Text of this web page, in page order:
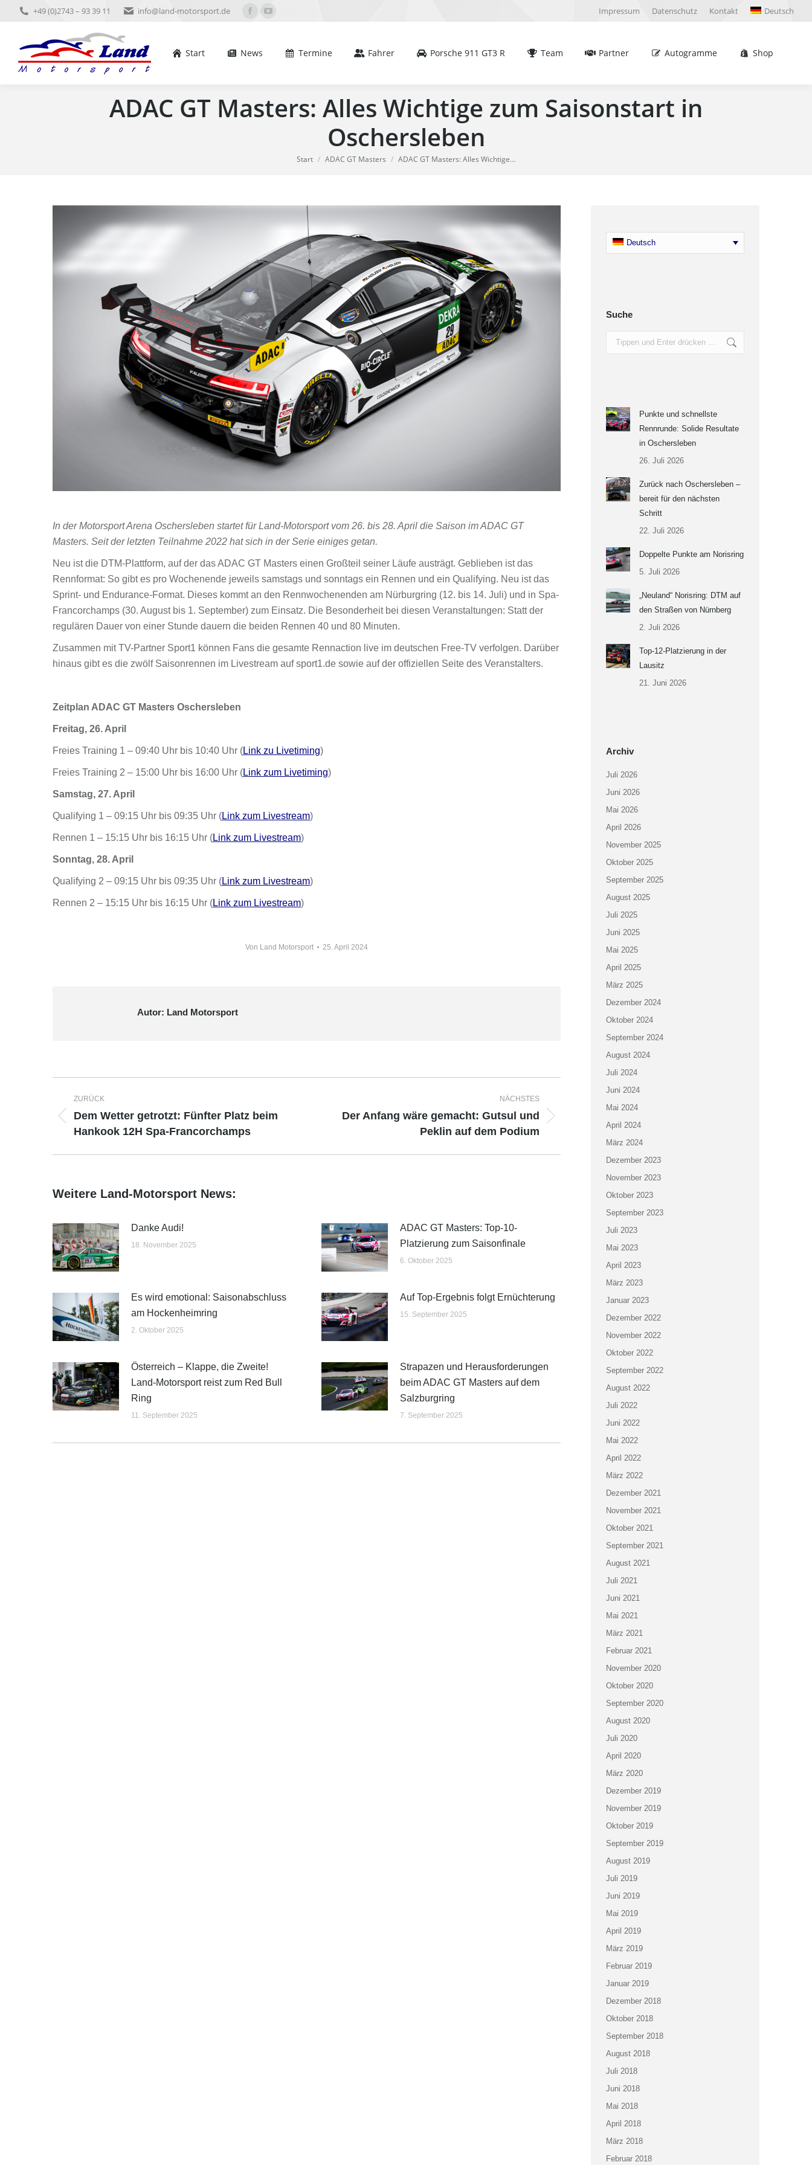
+49 (0)2743 – 93 39 11 info@land-motorsport.de
Facebook
opensopens
Impressum Datenschutz Kontakt Deutsch
Start News Termine Fahrer Porsche 911 GT3 R Team Partner Autogramme Shop
ADAC GT Masters: Alles Wichtige zum Saisonstart in
Oschersleben
Sie befinden sich hier:
Start ADAC GT Masters ADAC GT Masters: Alles Wichtige…
In der Motorsport Arena Oschersleben startet für Land-Motorsport vom 26. bis 28. April die Saison im ADAC GT
Masters. Seit der letzten Teilnahme 2022 hat sich in der Serie einiges getan.
Neu ist die DTM-Plattform, auf der das ADAC GT Masters einen Großteil seiner Läufe austrägt. Geblieben ist das
Rennformat: So gibt es pro Wochenende jeweils samstags und sonntags ein Rennen und ein Qualifying. Neu ist das
Sprint- und Endurance-Format. Dieses kommt an den Rennwochenenden am Nürburgring (12. bis 14. Juli) und in Spa-
Francorchamps (30. August bis 1. September) zum Einsatz. Die Besonderheit bei diesen Veranstaltungen: Statt der
regulären Dauer von einer Stunde dauern die beiden Rennen 40 und 80 Minuten.
Zusammen mit TV-Partner Sport1 können Fans die gesamte Rennaction live im deutschen Free-TV verfolgen. Darüber
hinaus gibt es die zwölf Saisonrennen im Livestream auf sport1.de sowie auf der offiziellen Seite des Veranstalters.
Zeitplan ADAC GT Masters Oschersleben
Freitag, 26. April
Freies Training 1 – 09:40 Uhr bis 10:40 Uhr (Link zu Livetiming)
Freies Training 2 – 15:00 Uhr bis 16:00 Uhr (Link zum Livetiming)
Samstag, 27. April
Qualifying 1 – 09:15 Uhr bis 09:35 Uhr (Link zum Livestream)
Rennen 1 – 15:15 Uhr bis 16:15 Uhr (Link zum Livestream)
Sonntag, 28. April
Qualifying 2 – 09:15 Uhr bis 09:35 Uhr (Link zum Livestream)
Rennen 2 – 15:15 Uhr bis 16:15 Uhr (Link zum Livestream)
Von Land Motorsport 25. April 2024
Autor: Land Motorsport
ZURÜCK
Vorheriger
Beitrag:
Dem Wetter getrotzt: Fünfter Platz beim
Hankook 12H Spa-Francorchamps
NÄCHSTES
Nächster
Der Anfang wäre gemacht: Gutsul und
Peklin auf dem Podium
Weitere Land-Motorsport News:
Danke Audi!
18. November 2025
ADAC GT Masters: Top-10-
Platzierung zum Saisonfinale
6. Oktober 2025
Es wird emotional: Saisonabschluss
am Hockenheimring
2. Oktober 2025
Auf Top-Ergebnis folgt Ernüchterung
15. September 2025
Österreich – Klappe, die Zweite!
Land-Motorsport reist zum Red Bull
Ring
11. September 2025
Strapazen und Herausforderungen
beim ADAC GT Masters auf dem
Salzburgring
7. September 2025
Deutsch
Suche
Search:
Punkte und schnellste
Rennrunde: Solide Resultate
in Oschersleben
26. Juli 2026
Zurück nach Oschersleben –
bereit für den nächsten
Schritt
22. Juli 2026
Doppelte Punkte am Norisring
5. Juli 2026
„Neuland“ Norisring: DTM auf
den Straßen von Nürnberg
2. Juli 2026
Top-12-Platzierung in der
Lausitz
21. Juni 2026
Archiv
Juli 2026
Juni 2026
Mai 2026
April 2026
November 2025
Oktober 2025
September 2025
August 2025
Juli 2025
Juni 2025
Mai 2025
April 2025
März 2025
Dezember 2024
Oktober 2024
September 2024
August 2024
Juli 2024
Juni 2024
Mai 2024
April 2024
März 2024
Dezember 2023
November 2023
Oktober 2023
September 2023
Juli 2023
Mai 2023
April 2023
März 2023
Januar 2023
Dezember 2022
November 2022
Oktober 2022
September 2022
August 2022
Juli 2022
Juni 2022
Mai 2022
April 2022
März 2022
Dezember 2021
November 2021
Oktober 2021
September 2021
August 2021
Juli 2021
Juni 2021
Mai 2021
März 2021
Februar 2021
November 2020
Oktober 2020
September 2020
August 2020
Juli 2020
April 2020
März 2020
Dezember 2019
November 2019
Oktober 2019
September 2019
August 2019
Juli 2019
Juni 2019
Mai 2019
April 2019
März 2019
Februar 2019
Januar 2019
Dezember 2018
Oktober 2018
September 2018
August 2018
Juli 2018
Juni 2018
Mai 2018
April 2018
März 2018
Februar 2018
Start News Termine Partner Autogramme Shop